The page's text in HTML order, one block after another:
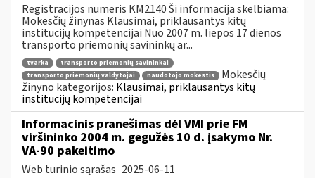
Registracijos numeris KM2140 Ši informacija skelbiama:
Mokesčių žinynas Klausimai, priklausantys kitų
institucijų kompetencijai Nuo 2007 m. liepos 17 dienos
transporto priemonių savininkų ar...
tvarka
transporto priemonių savininkai
transporto priemonių valdytojai
naudotojo mokestis
Mokesčių
žinyno kategorijos: Klausimai, priklausantys kitų
institucijų kompetencijai
Informacinis pranešimas dėl VMI prie FM
viršininko 2004 m. gegužės 10 d. įsakymo Nr.
VA-90 pakeitimo
Web turinio sąrašas 2025-06-11